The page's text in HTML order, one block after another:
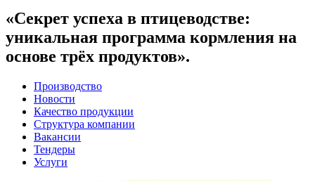
«Секрет успеха в птицеводстве:
уникальная программа кормления на
основе трёх продуктов».
Производство
Новости
Качество продукции
Структура компании
Вакансии
Тендеры
Услуги